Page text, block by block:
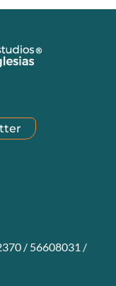
/ 56608031 /